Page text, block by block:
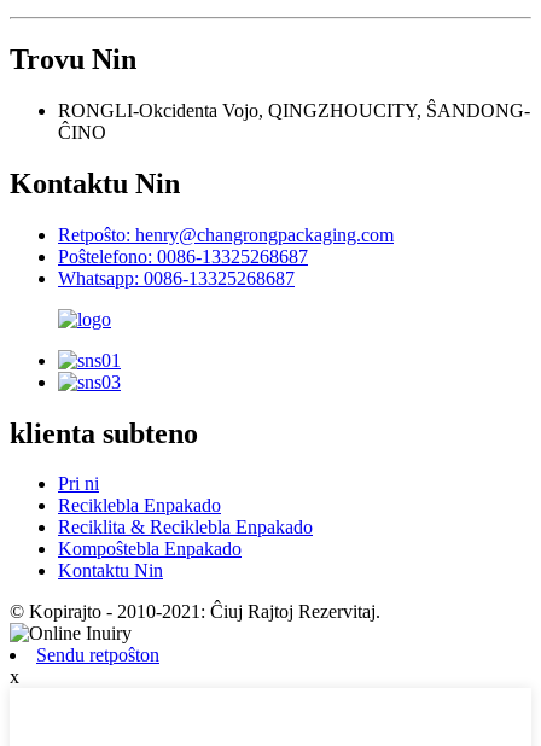
Trovu Nin
RONGLI-Okcidenta Vojo, QINGZHOUCITY, ŜANDONG-
ĈINO
Kontaktu Nin
Retpoŝto: henry@changrongpackaging.com
Poŝtelefono: 0086-13325268687
Whatsapp: 0086-13325268687
klienta subteno
Pri ni
Reciklebla Enpakado
Reciklita & Reciklebla Enpakado
Kompoŝtebla Enpakado
Kontaktu Nin
© Kopirajto - 2010-2021: Ĉiuj Rajtoj Rezervitaj.
Sendu retpoŝton
x